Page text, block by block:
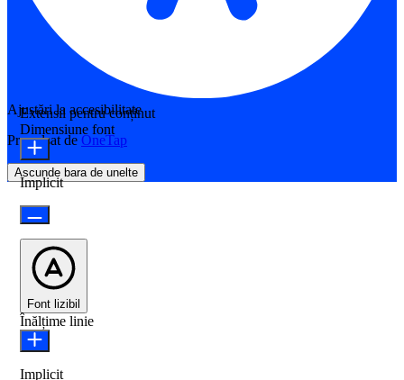
Ajustări la accesibilitate
Propulsat de OneTap
Ascunde bara de unelte
Extensii pentru conținut
Dimensiune font
Implicit
Font lizibil
Înălțime linie
Implicit